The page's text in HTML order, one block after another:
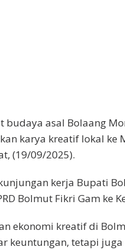
budaya asal Bolaang
karya kreatif lokal ke
(19/09/2025).
kerja Bupati
Bolmut Fikri Gam ke
ekonomi kreatif di
keuntungan, tetapi